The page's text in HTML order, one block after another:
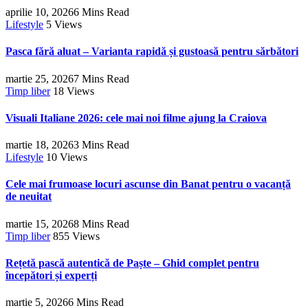
aprilie 10, 20266 Mins Read
Lifestyle 5 Views
Pasca fără aluat – Varianta rapidă și gustoasă pentru sărbători
martie 25, 20267 Mins Read
Timp liber 18 Views
Visuali Italiane 2026: cele mai noi filme ajung la Craiova
martie 18, 20263 Mins Read
Lifestyle 10 Views
Cele mai frumoase locuri ascunse din Banat pentru o vacanță
de neuitat
martie 15, 20268 Mins Read
Timp liber 855 Views
Rețetă pască autentică de Paște – Ghid complet pentru
începători și experți
martie 5, 20266 Mins Read